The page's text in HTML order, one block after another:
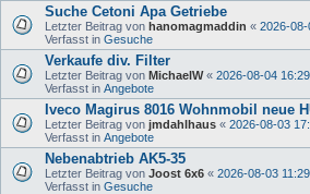
Suche Cetoni Apa Getriebe
Letzter Beitrag von hanomagmaddin « 2026-
Verfasst in Gesuche
Verkaufe div. Filter
Letzter Beitrag von MichaelW« 2026-08-04
Verfasst in Angebote
Iveco Magirus 8016 Wohnmobil neue
Letzter Beitrag von jmdahlhaus « 2026-08-03
Verfasst in Angebote
Nebenabtrieb AK5-35
Letzter Beitrag von Joost 6x6 « 2026-08-03
Verfasst in Gesuche